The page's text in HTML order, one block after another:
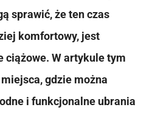
sprawić, że ten czas
komfortowy, jest
ciążowe. W artykule tym
gdzie można
i funkcjonalne ubrania